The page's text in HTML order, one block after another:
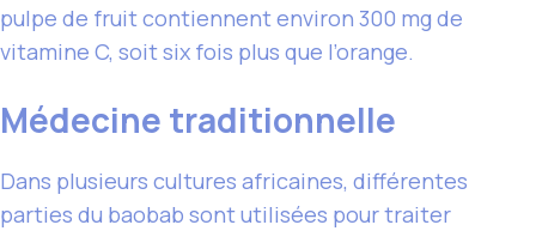
pulpe de fruit contiennent environ 300 mg de
vitamine C, soit six fois plus que l’orange.
Médecine traditionnelle
Dans plusieurs cultures africaines, différentes
parties du baobab sont utilisées pour traiter